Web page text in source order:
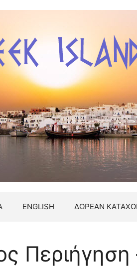
ENGLISH ΔΩΡΕΑΝ
Περιήγηση